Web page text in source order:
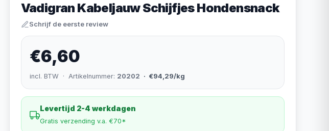
Vadigran Kabeljauw Schijfjes Hondensnack
Schrijf de eerste review
€6,60
incl. BTW · Artikelnummer: 20202 · €94,29/kg
Levertijd 2-4 werkdagen
Gratis verzending v.a. €70*